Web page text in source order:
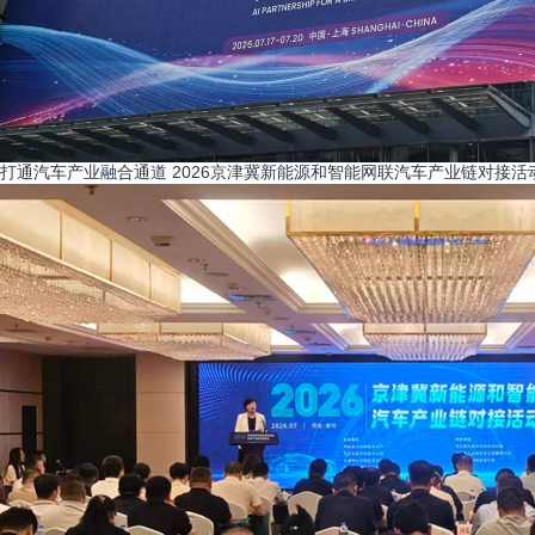
打通汽车产业融合通道 2026京津冀新能源和智能网联汽车产业链对接活